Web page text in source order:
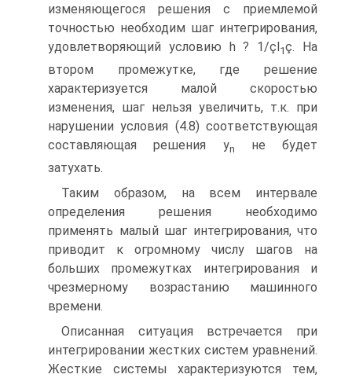
изменяющегося решения с приемлемой
точностью необходим шаг интегрирования,
удовлетворяющий условию h ? 1/çl1ç. На
втором промежутке, где решение
характеризуется малой скоростью
изменения, шаг нельзя увеличить, т.к. при
нарушении условия (4.8) соответствующая
составляющая решения yn
не будет
затухать.
Таким образом, на всем интервале
определения решения необходимо
применять малый шаг интегрирования, что
приводит к огромному числу шагов на
больших промежутках интегрирования и
чрезмерному возрастанию машинного
времени.
Описанная ситуация встречается при
интегрировании жестких систем уравнений.
Жесткие системы характеризуются тем,